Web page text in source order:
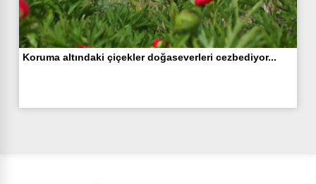
Koruma altındaki çiçekler doğaseverleri cezbediyor...